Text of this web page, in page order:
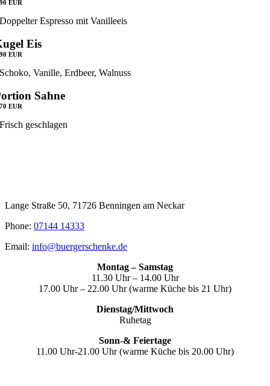
EUR
Doppelter Espresso mit Vanilleeis
Eis
EUR
Schoko, Vanille, Erdbeer, Walnuss
Sahne
EUR
Frisch geschlagen
Lange Straße 50, 71726 Benningen am Neckar
Phone: 07144 14333
Email: info@buergerschenke.de
Montag – Samstag
11.30 Uhr – 14.00 Uhr
17.00 Uhr – 22.00 Uhr (warme Küche bis 21 Uhr)
Dienstag/Mittwoch
Ruhetag
Sonn-& Feiertage
11.00 Uhr-21.00 Uhr (warme Küche bis 20.00 Uhr)